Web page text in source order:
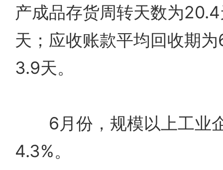
产成品存货周转天数为
天；应收账款平均回收期
3.9天。
6月份，规模以上工业
4.3%。